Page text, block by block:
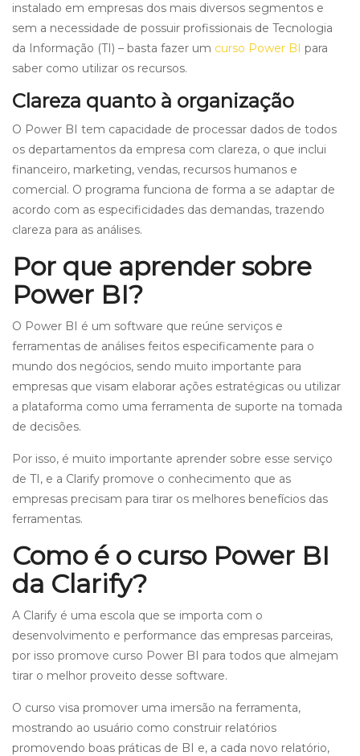
instalado em empresas dos mais diversos segmentos e
sem a necessidade de possuir profissionais de Tecnologia
da Informação (TI) – basta fazer um curso Power BI para
saber como utilizar os recursos.
Clareza quanto à organização
O Power BI tem capacidade de processar dados de todos
os departamentos da empresa com clareza, o que inclui
financeiro, marketing, vendas, recursos humanos e
comercial. O programa funciona de forma a se adaptar de
acordo com as especificidades das demandas, trazendo
clareza para as análises.
Por que aprender sobre
Power BI?
O Power BI é um software que reúne serviços e
ferramentas de análises feitos especificamente para o
mundo dos negócios, sendo muito importante para
empresas que visam elaborar ações estratégicas ou utilizar
a plataforma como uma ferramenta de suporte na tomada
de decisões.
Por isso, é muito importante aprender sobre esse serviço
de TI, e a Clarify promove o conhecimento que as
empresas precisam para tirar os melhores benefícios das
ferramentas.
Como é o curso Power BI
da Clarify?
A Clarify é uma escola que se importa com o
desenvolvimento e performance das empresas parceiras,
por isso promove curso Power BI para todos que almejam
tirar o melhor proveito desse software.
O curso visa promover uma imersão na ferramenta,
mostrando ao usuário como construir relatórios
promovendo boas práticas de BI e, a cada novo relatório,